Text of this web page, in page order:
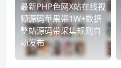
最新PHP色网X站在线视
频源码苹果带1W+数据
整站源码带采集规则自
动发布